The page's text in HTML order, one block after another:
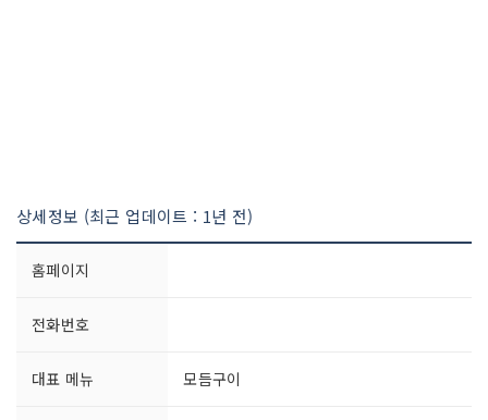
상세정보 (최근 업데이트 : 1년 전)
홈페이지
전화번호
대표 메뉴 모듬구이